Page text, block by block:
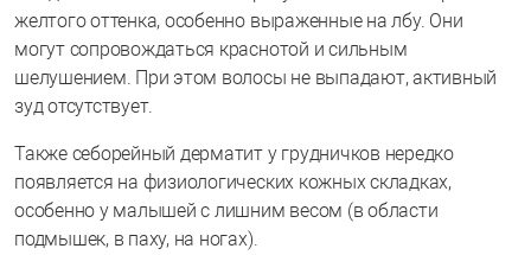
желтого оттенка, особенно выраженные на лбу. Они
могут сопровождаться краснотой и сильным
шелушением. При этом волосы не выпадают, активный
зуд отсутствует.
Также себорейный дерматит у грудничков нередко
появляется на физиологических кожных складках,
особенно у малышей с лишним весом (в области
подмышек, в паху, на ногах).